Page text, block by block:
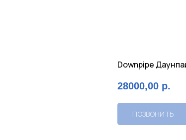
Downpipe
28000,00 р.
ПОЗВОНИТЬ